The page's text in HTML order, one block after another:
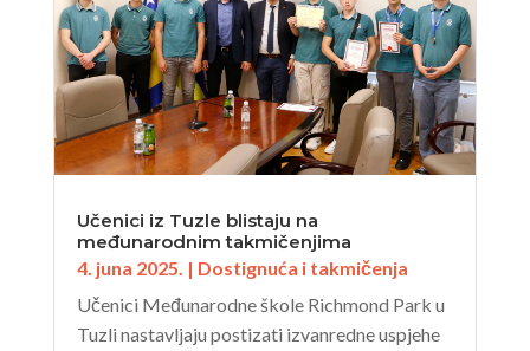
Učenici iz Tuzle blistaju na
međunarodnim takmičenjima
4. juna 2025. | Dostignuća i takmičenja
Učenici Međunarodne škole Richmond Park u
Tuzli nastavljaju postizati izvanredne uspjehe